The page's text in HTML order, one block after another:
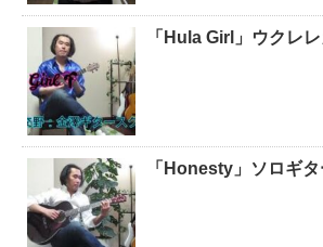
「Hula Girl」ウクレ
「Honesty」ソロギ